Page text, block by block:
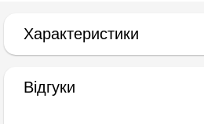
Характеристики
Відгуки